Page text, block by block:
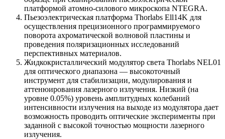
платформой атомно-силового микроскопа NTEGRA.
Пьезоэлектрическая платформа Thorlabs Ell14K для
осуществления прецизионного программируемого
поворота ахроматической волновой пластины и
проведения поляризационных исследований
перспективных материалов.
Жидкокристаллический модулятор света Thorlabs NEL01
для оптического диапазона — высокоточный
инструмент для стабилизации, модулирования и
аттенюирования лазерного излучения. Низкий (на
уровне 0.05%) уровень амплитудных колебаний
интенсивности излучения на выходе из модулятора дает
возможность проводить оптические эксперименты при
заданной с высокой точностью мощности лазерного
излучения.